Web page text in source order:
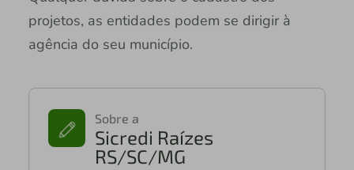
projetos, as entidades podem se dirigir à
agência do seu município.
Sobre a
Sicredi Raízes
RS/SC/MG